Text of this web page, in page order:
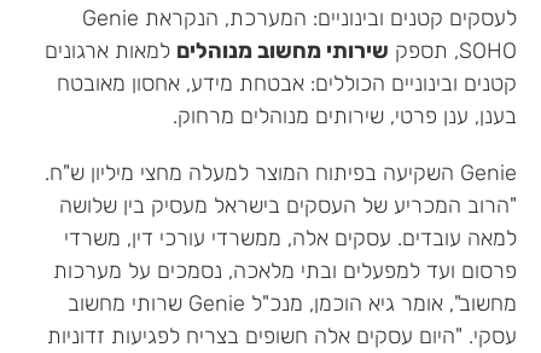
לעסקים קטנים ובינוניים: המערכת, הנקראת Genie
SOHO, תספק
שירותי מחשוב מנוהלים למאות ארגונים
קטנים ובינוניים הכוללים: אבטחת מידע, אחסון מאובטח
בענן, ענן פרטי, שירותים מנוהלים מרחוק.
Genie השקיעה בפיתוח המוצר למעלה מחצי מיליון ש"ח.
"הרוב המכריע של העסקים בישראל מעסיק בין שלושה
למאה עובדים. עסקים אלה, ממשרדי עורכי דין, משרדי
פרסום ועד למפעלים ובתי מלאכה, נסמכים על מערכות
מחשוב", אומר גיא הוכמן, מנכ"ל Genie שרותי מחשוב
עסקי. "היום עסקים אלה חשופים בצריח לפגיעות זדוניות